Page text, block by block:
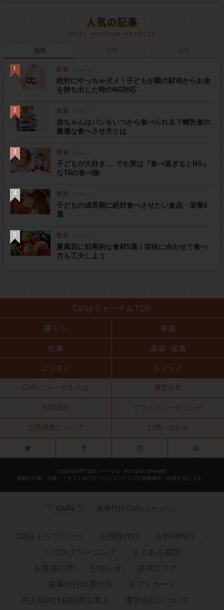
週間
絶対にやっちゃダメ！子どもが親の財布からお金
を持ち出した時のNG対応
赤ちゃんはパンをいつから食べられる？離乳食の
最適な食べさせ方とは
子どもが大好き……でも実は『食べ過ぎるとNG』
な10の食べ物
子どもの成長期に絶対食べさせたい食品・栄養5
選
夏風邪に効果的な食材5選！症状に合わせて食べ
方も工夫しよう
CaSyジャーナルとは 運営会社
利用規約 プライバシーポリシー
広告掲載について お問い合わせ
Copyright © CaSyジャーナル. All rights reserved.
掲載の記事・写真・イラスト等のすべてのコンテンツの無断複写・転載を禁じます。
家事代行 CaSy（カジー）
CaSy トップページ お掃除代行
お料理代行
ハウスクリーニング
よくある質問
お客様の声
お知らせ
提供エリア
家事代行の選び方
ギフトカード
法人様向け福利厚生導入
運営会社について